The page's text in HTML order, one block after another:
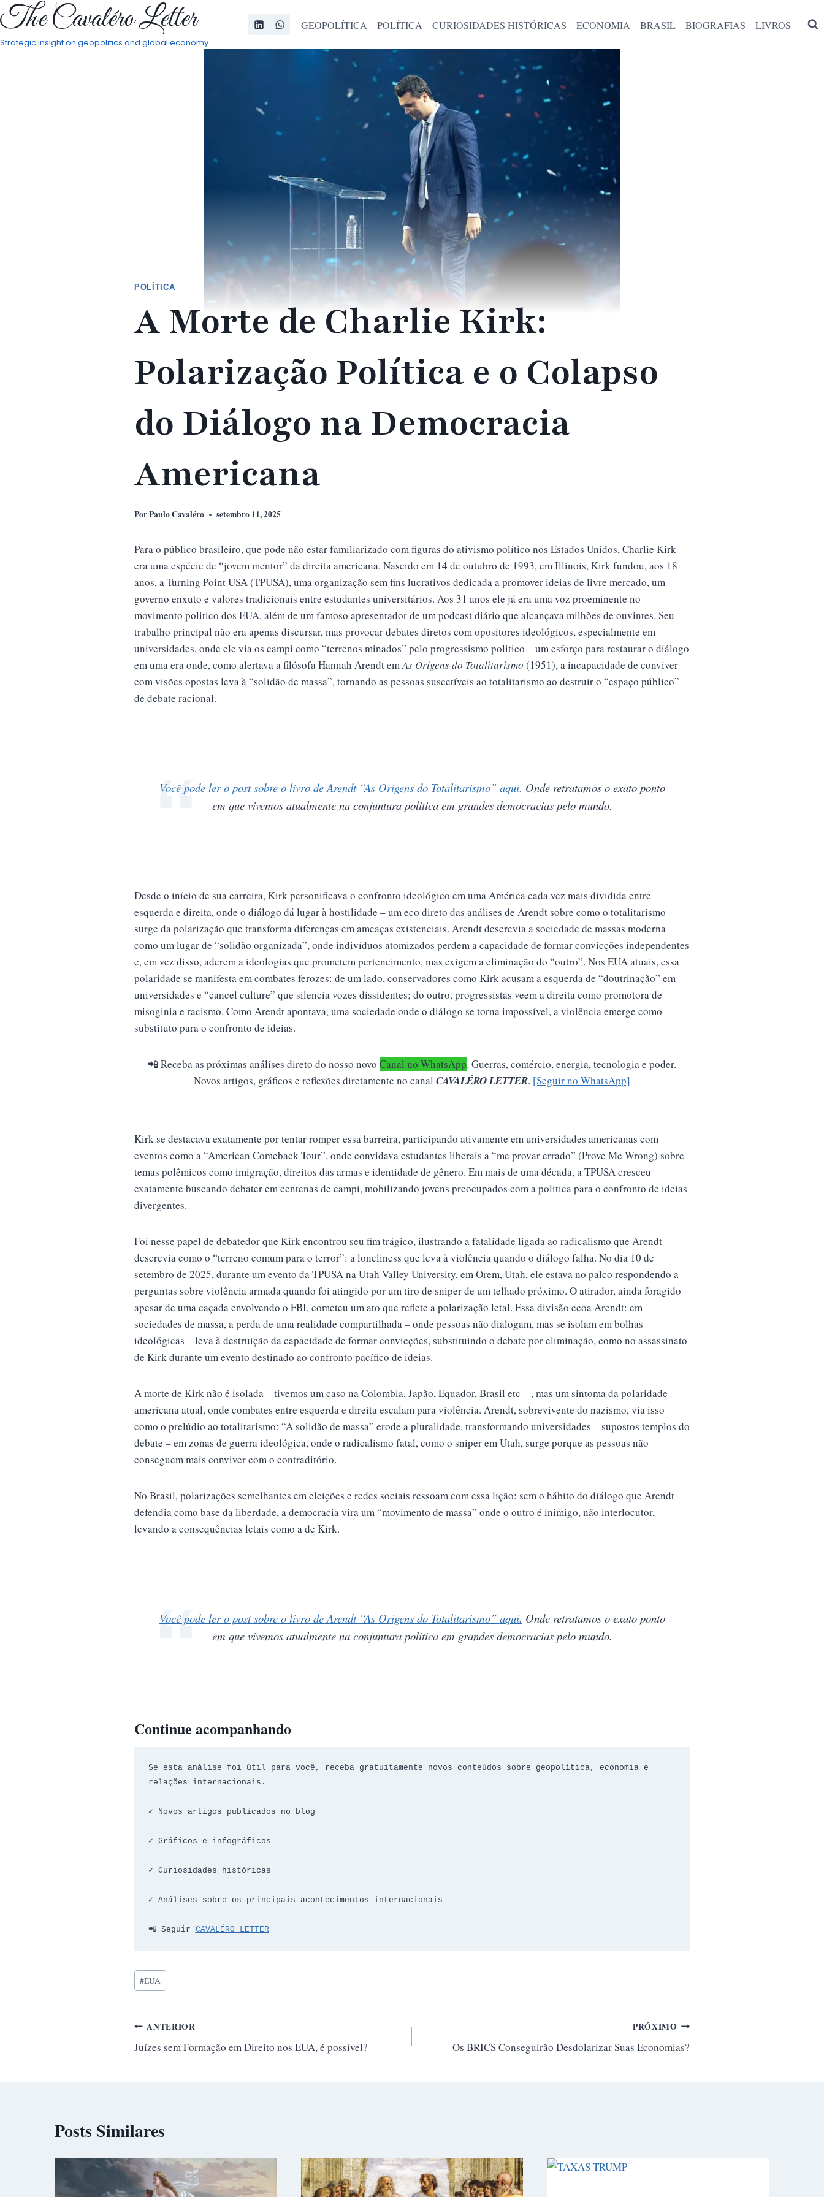
Pular
para
o
The Cavaléro Letter
Strategic insight on geopolitics and global economy
GEOPOLÍTICA POLÍTICA CURIOSIDADES HISTÓRICAS ECONOMIA BRASIL BIOGRAFIAS LIVROS
POLÍTICA
A Morte de Charlie Kirk:
Polarização Política e o Colapso
do Diálogo na Democracia
Americana
PorPaulo Cavaléro setembro 11, 2025
Para o público brasileiro, que pode não estar familiarizado com figuras do ativismo político nos Estados Unidos, Charlie Kirk
era uma espécie de “jovem mentor” da direita americana. Nascido em 14 de outubro de 1993, em Illinois, Kirk fundou, aos 18
anos, a Turning Point USA (TPUSA), uma organização sem fins lucrativos dedicada a promover ideias de livre mercado, um
governo enxuto e valores tradicionais entre estudantes universitários. Aos 31 anos ele já era uma voz proeminente no
movimento politico dos EUA, além de um famoso apresentador de um podcast diário que alcançava milhões de ouvintes. Seu
trabalho principal não era apenas discursar, mas provocar debates diretos com opositores ideológicos, especialmente em
universidades, onde ele via os campi como “terrenos minados” pelo progressismo politico – um esforço para restaurar o diálogo
em uma era onde, como alertava a filósofa Hannah Arendt emAs Origens do Totalitarismo (1951), a incapacidade de conviver
com visões opostas leva à “solidão de massa”, tornando as pessoas suscetíveis ao totalitarismo ao destruir o “espaço público”
de debate racional.
Você pode ler o post sobre o livro de Arendt “As Origens do Totalitarismo” aqui. Onde retratamos o exato ponto
em que vivemos atualmente na conjuntura politica em grandes democracias pelo mundo.
Desde o início de sua carreira, Kirk personificava o confronto ideológico em uma América cada vez mais dividida entre
esquerda e direita, onde o diálogo dá lugar à hostilidade – um eco direto das análises de Arendt sobre como o totalitarismo
surge da polarização que transforma diferenças em ameaças existenciais. Arendt descrevia a sociedade de massas moderna
como um lugar de “solidão organizada”, onde indivíduos atomizados perdem a capacidade de formar convicções independentes
e, em vez disso, aderem a ideologias que prometem pertencimento, mas exigem a eliminação do “outro”. Nos EUA atuais, essa
polaridade se manifesta em combates ferozes: de um lado, conservadores como Kirk acusam a esquerda de “doutrinação” em
universidades e “cancel culture” que silencia vozes dissidentes; do outro, progressistas veem a direita como promotora de
misoginia e racismo. Como Arendt apontava, uma sociedade onde o diálogo se torna impossível, a violência emerge como
substituto para o confronto de ideias.
📲 Receba as próximas análises direto do nosso novo Canal no WhatsApp. Guerras, comércio, energia, tecnologia e poder.
Novos artigos, gráficos e reflexões diretamente no canal CAVALÉRO LETTER. [Seguir no WhatsApp]
Kirk se destacava exatamente por tentar romper essa barreira, participando ativamente em universidades americanas com
eventos como a “American Comeback Tour”, onde convidava estudantes liberais a “me provar errado” (Prove Me Wrong) sobre
temas polêmicos como imigração, direitos das armas e identidade de gênero. Em mais de uma década, a TPUSA cresceu
exatamente buscando debater em centenas de campi, mobilizando jovens preocupados com a politica para o confronto de ideias
divergentes.
Foi nesse papel de debatedor que Kirk encontrou seu fim trágico, ilustrando a fatalidade ligada ao radicalismo que Arendt
descrevia como o “terreno comum para o terror”: a loneliness que leva à violência quando o diálogo falha. No dia 10 de
setembro de 2025, durante um evento da TPUSA na Utah Valley University, em Orem, Utah, ele estava no palco respondendo a
perguntas sobre violência armada quando foi atingido por um tiro de sniper de um telhado próximo. O atirador, ainda foragido
apesar de uma caçada envolvendo o FBI, cometeu um ato que reflete a polarização letal. Essa divisão ecoa Arendt: em
sociedades de massa, a perda de uma realidade compartilhada – onde pessoas não dialogam, mas se isolam em bolhas
ideológicas – leva à destruição da capacidade de formar convicções, substituindo o debate por eliminação, como no assassinato
de Kirk durante um evento destinado ao confronto pacífico de ideias.
A morte de Kirk não é isolada – tivemos um caso na Colombia, Japão, Equador, Brasil etc – , mas um sintoma da polaridade
americana atual, onde combates entre esquerda e direita escalam para violência. Arendt, sobrevivente do nazismo, via isso
como o prelúdio ao totalitarismo: “A solidão de massa” erode a pluralidade, transformando universidades – supostos templos do
debate – em zonas de guerra ideológica, onde o radicalismo fatal, como o sniper em Utah, surge porque as pessoas não
conseguem mais conviver com o contraditório.
No Brasil, polarizações semelhantes em eleições e redes sociais ressoam com essa lição: sem o hábito do diálogo que Arendt
defendia como base da liberdade, a democracia vira um “movimento de massa” onde o outro é inimigo, não interlocutor,
levando a consequências letais como a de Kirk.
Você pode ler o post sobre o livro de Arendt “As Origens do Totalitarismo” aqui. Onde retratamos o exato ponto
em que vivemos atualmente na conjuntura politica em grandes democracias pelo mundo.
Continue acompanhando
Se esta análise foi útil para você, receba gratuitamente novos conteúdos sobre geopolítica, economia e
relações internacionais.
✓ Novos artigos publicados no blog
✓ Gráficos e infográficos
✓ Curiosidades históricas
✓ Análises sobre os principais acontecimentos internacionais
📲 Seguir CAVALÉRO LETTER
Tags
do
#EUA
Navegação
de
ANTERIOR
Juízes sem Formação em Direito nos EUA, é possível?
PRÓXIMO
Os BRICS Conseguirão Desdolarizar Suas Economias?
Posts Similares